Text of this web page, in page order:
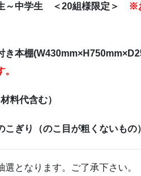
～中学生 ＜20組様限定＞
※
本棚
料代含む）
こぎり（のこ目が粗くないもの
選となります。ご了承下さい。